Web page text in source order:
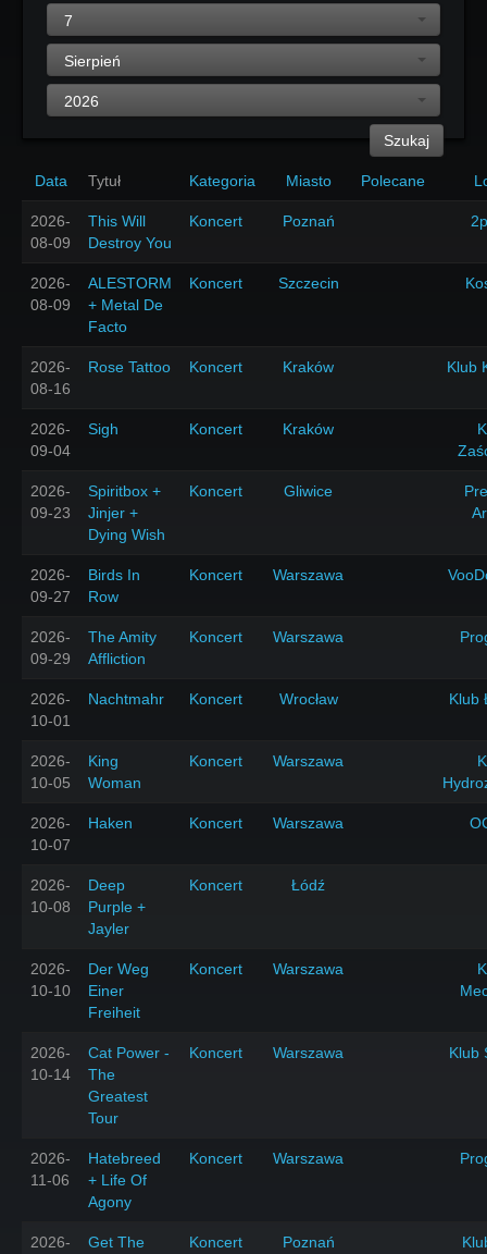
7
Sierpień
2026
Szukaj
Data Tytuł Kategoria Miasto Polecane
2026-
08-09
This Will
Destroy You
Koncert Poznań
2026-
08-09
ALESTORM
+ Metal De
Facto
Koncert Szczecin
2026-
08-16
Rose Tattoo Koncert Kraków Klub
2026-
09-04
Sigh Koncert Kraków
2026-
09-23
Spiritbox +
Jinjer +
Dying Wish
Koncert Gliwice
2026-
09-27
Birds In
Row
Koncert Warszawa
2026-
09-29
The Amity
Affliction
Koncert Warszawa
2026-
10-01
Nachtmahr Koncert Wrocław Klub
2026-
10-05
King
Woman
Koncert Warszawa
2026-
10-07
Haken Koncert Warszawa
2026-
10-08
Deep
Purple +
Jayler
Koncert Łódź
2026-
10-10
Der Weg
Einer
Freiheit
Koncert Warszawa
2026-
10-14
Cat Power -
The
Greatest
Tour
Koncert Warszawa Klub
2026-
11-06
Hatebreed
+ Life Of
Agony
Koncert Warszawa
2026-
Get The
Koncert Poznań